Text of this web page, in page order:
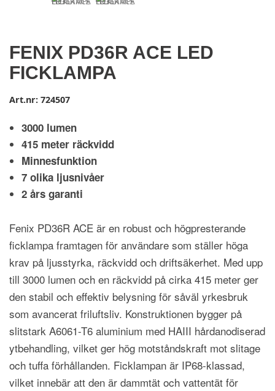
FENIX PD36R ACE LED
FICKLAMPA
Art.nr: 724507
3000 lumen
415 meter räckvidd
Minnesfunktion
7 olika ljusnivåer
2 års garanti
Fenix PD36R ACE är en robust och högpresterande
ficklampa framtagen för användare som ställer höga
krav på ljusstyrka, räckvidd och driftsäkerhet. Med upp
till 3000 lumen och en räckvidd på cirka 415 meter ger
den stabil och effektiv belysning för såväl yrkesbruk
som avancerat friluftsliv. Konstruktionen bygger på
slitstark A6061-T6 aluminium med HAIII hårdanodiserad
ytbehandling, vilket ger hög motståndskraft mot slitage
och tuffa förhållanden. Ficklampan är IP68-klassad,
vilket innebär att den är dammtät och vattentät för